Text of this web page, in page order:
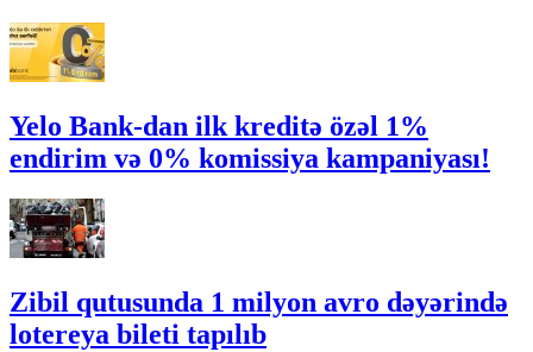
Yelo Bank-dan ilk kreditə özəl 1%
endirim və 0% komissiya kampaniyası!
Zibil qutusunda 1 milyon avro dəyərində
lotereya bileti tapılıb